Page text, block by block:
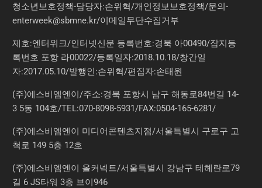
청소년보호정책-담당자:손위혁/개인정보보호정책/문의-
enterweek@sbmne.kr/이메일무단수집거부
제호:엔터위크/인터넷신문 등록번호:경북 아00490/잡지등
록번호 포항 라00022/등록일자:2018.10.18/창간일
자:2017.05.10/발행인:손위혁/편집자:손태원
(주)에스비엠엔이/주소:경북 포항시 남구 해동로84번길 14-
3 5동 104호/TEL:070-8098-5931/FAX:0504-165-6281/
(주)에스비엠엔이 미디어콘텐츠지점/서울특별시 구로구 고
척로 149 5층 12호
(주)에스비엠엔이 올커넥트/서울특별시 강남구 테헤란로79
길 6 JS타워 3층 브이946